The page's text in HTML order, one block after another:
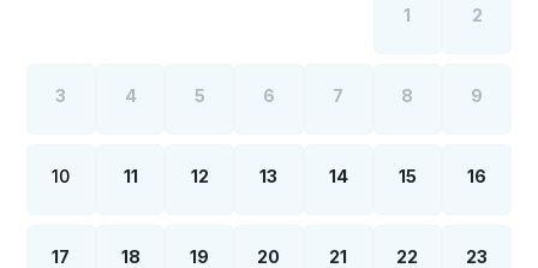
1 2
3 4 5 6 7 8 9
10 11 12 13 14 15 16
17 18 19 20 21 22 23